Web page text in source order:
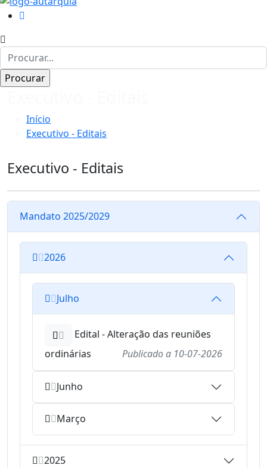
Início
Executivo - Editais
Executivo - Editais
Mandato 2025/2029
2026
Julho
Edital - Alteração das reuniões
ordinárias
Publicado a 10-07-2026
Junho
Março
2025